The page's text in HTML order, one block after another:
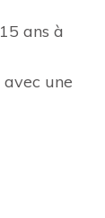
ans à
une